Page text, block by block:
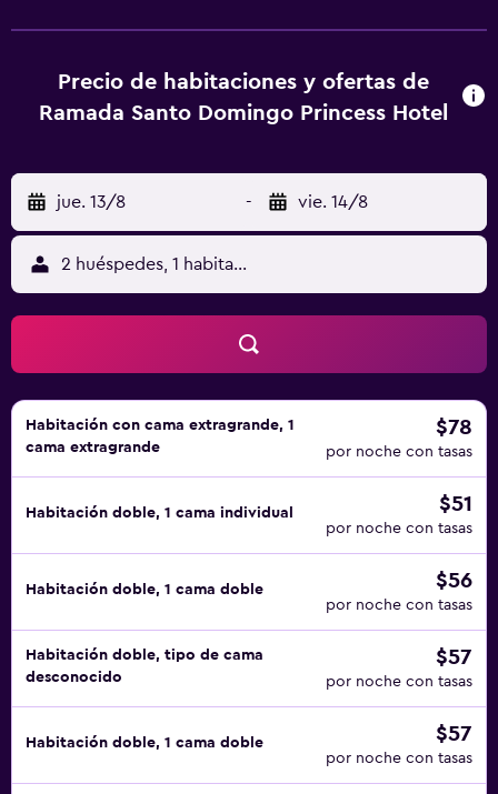
Precio de habitaciones y ofertas de
Ramada Santo Domingo Princess Hotel
jue. 13/8 - vie. 14/8
2 huéspedes, 1 habitación
Habitación con cama extragrande, 1
cama extragrande
$78
por noche con tasas
Habitación doble, 1 cama individual $51
por noche con tasas
Habitación doble, 1 cama doble $56
por noche con tasas
Habitación doble, tipo de cama
desconocido
$57
por noche con tasas
Habitación doble, 1 cama doble $57
por noche con tasas